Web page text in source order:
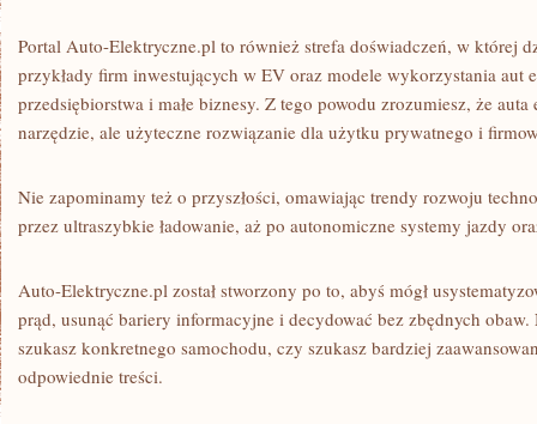
Portal Auto-Elektryczne.pl to również strefa doświadczeń, w której
przykłady firm inwestujących w EV oraz modele wykorzystania aut
przedsiębiorstwa i małe biznesy. Z tego powodu zrozumiesz, że
narzędzie, ale użyteczne rozwiązanie dla użytku prywatnego i
Nie zapominamy też o przyszłości, omawiając trendy rozwoju
przez ultraszybkie ładowanie, aż po autonomiczne systemy jazdy
Auto-Elektryczne.pl został stworzony po to, abyś mógł
prąd, usunąć bariery informacyjne i decydować bez zbędnych
szukasz konkretnego samochodu, czy szukasz bardziej
odpowiednie treści.